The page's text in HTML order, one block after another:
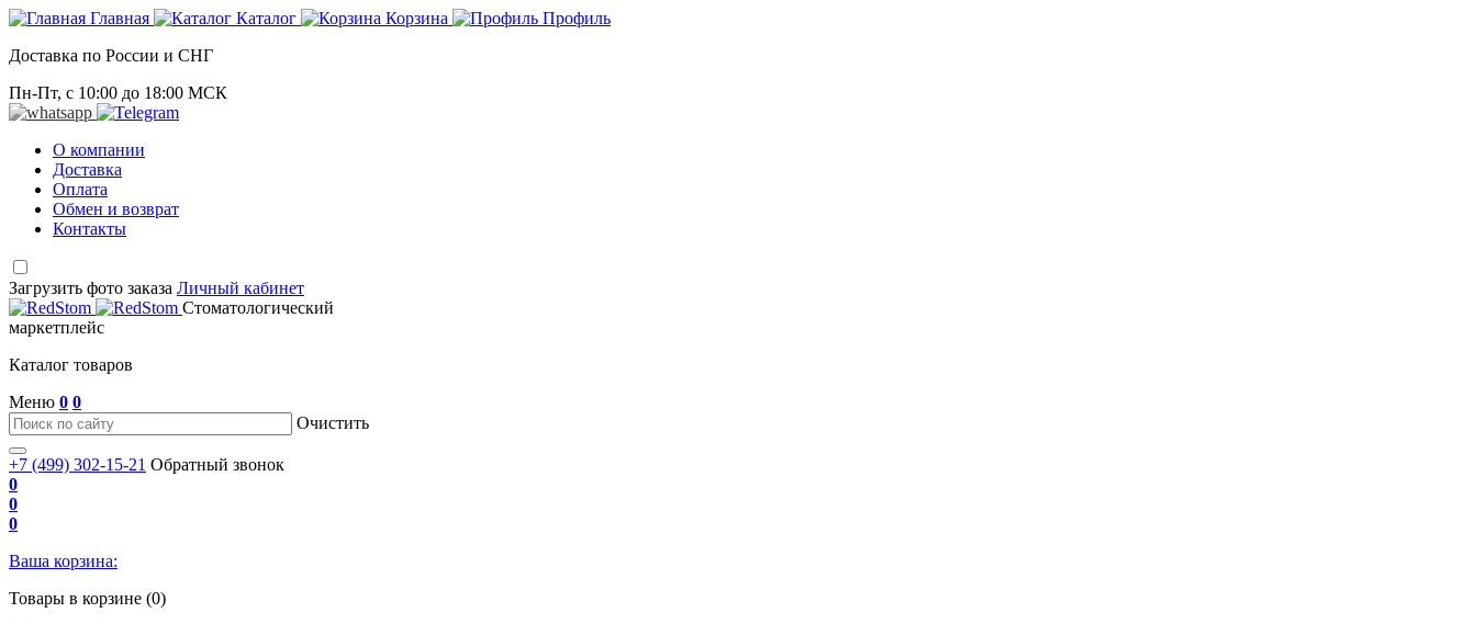
Главная Каталог Корзина
Профиль
Доставка по России и СНГ
Пн-Пт, с 10:00 до 18:00 МСК
О компании
Доставка
Оплата
Обмен и возврат
Контакты
Загрузить фото заказа Личный кабинет
Стоматологический
маркетплейс
Каталог товаров
Меню 0 0
Очистить
+7 (499) 302-15-21 Обратный звонок
0
0
0
Ваша корзина:
Товары в корзине (0)